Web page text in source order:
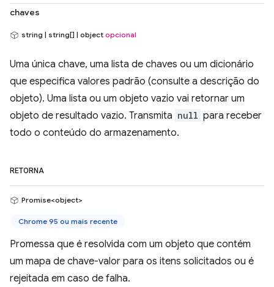
chaves
string | string[] | object opcional
Uma única chave, uma lista de chaves ou um dicionário
que especifica valores padrão (consulte a descrição do
objeto). Uma lista ou um objeto vazio vai retornar um
objeto de resultado vazio. Transmita null para receber
todo o conteúdo do armazenamento.
RETORNA
Promise<object>
Chrome 95 ou mais recente
Promessa que é resolvida com um objeto que contém
um mapa de chave-valor para os itens solicitados ou é
rejeitada em caso de falha.